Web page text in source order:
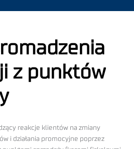
z punktów
reakcje klientów na zmiany
i działania promocyjne poprzez